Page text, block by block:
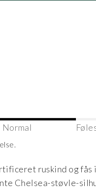
Normal
ruskind og fås
Chelsea-støvle-